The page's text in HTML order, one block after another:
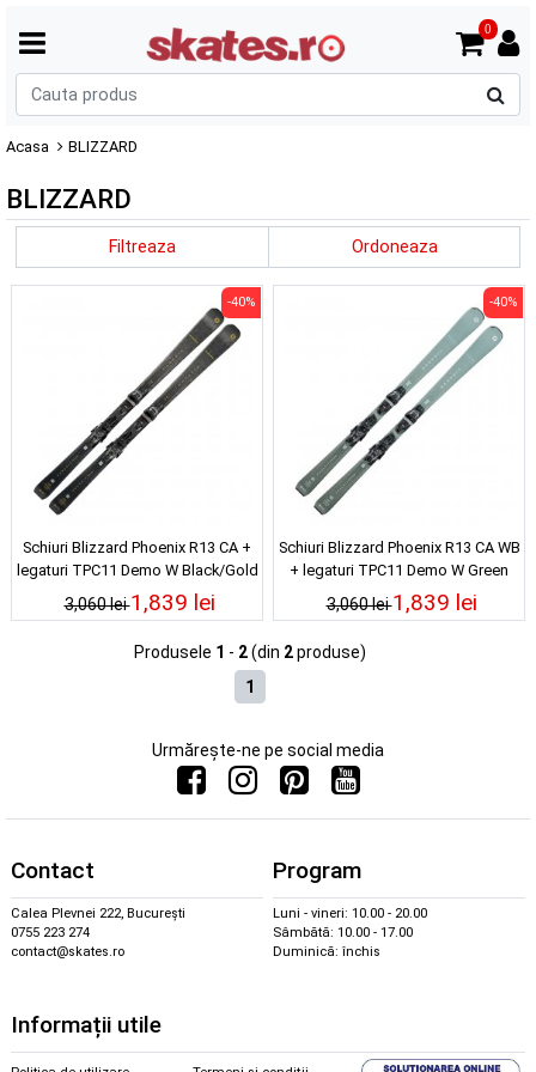
0
Acasa BLIZZARD
BLIZZARD
Filtreaza Ordoneaza
Schiuri Blizzard Phoenix R13 CA +
legaturi TPC11 Demo W Black/Gold
25/26
3,060 lei
-40%
1,839 lei
Schiuri Blizzard Phoenix R13 CA WB
+ legaturi TPC11 Demo W Green
25/26
3,060 lei
-40%
1,839 lei
Produsele 1 - 2(din 2produse)
1
Urmărește-ne pe social media
Contact
Calea Plevnei 222, București
0755 223 274
contact@skates.ro
Program
Luni - vineri: 10.00 - 20.00
Sâmbătă: 10.00 - 17.00
Duminică: închis
Informații utile